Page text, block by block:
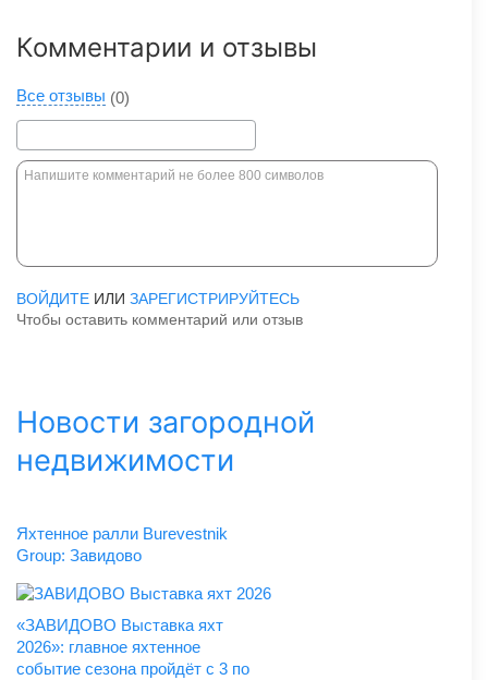
Комментарии и отзывы
Все отзывы (0)
ВОЙДИТЕ ИЛИ ЗАРЕГИСТРИРУЙТЕСЬ
Чтобы оставить комментарий или отзыв
Новости загородной
недвижимости
Яхтенное ралли Burevestnik
Group: Завидово
«ЗАВИДОВО Выставка яхт
2026»: главное яхтенное
событие сезона пройдёт с 3 по